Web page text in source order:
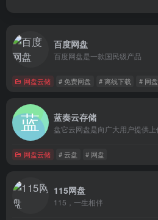
百度网盘
百度网盘是一款国民级产品
网盘云储 # 免费网盘 # 离线下载 # 网盘
蓝奏云存储
网盘云储 # 云盘 # 网盘
115网盘
115，一生相伴